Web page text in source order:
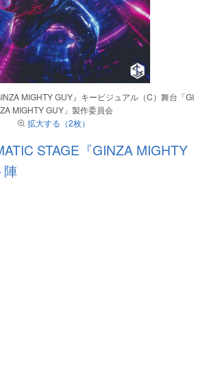
MIGHTY GUY』キービジュアル（C）舞台「GI
MIGHTY GUY」製作委員会
拡大する（2枚）
STAGE『GINZA MIGHTY
陣